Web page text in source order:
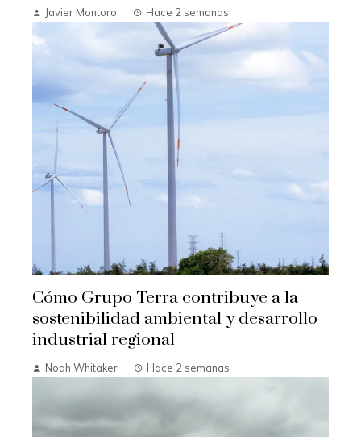
Javier Montoro Hace 2 semanas
Cómo Grupo Terra contribuye a la
sostenibilidad ambiental y desarrollo
industrial regional
Noah Whitaker Hace 2 semanas